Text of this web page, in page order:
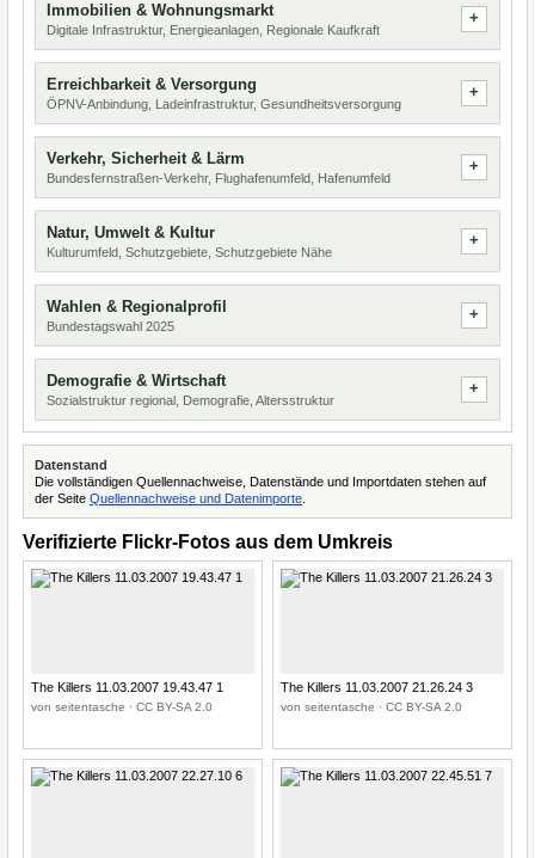
Immobilien & Wohnungsmarkt
Digitale Infrastruktur, Energieanlagen, Regionale Kaufkraft
Erreichbarkeit & Versorgung
ÖPNV-Anbindung, Ladeinfrastruktur, Gesundheitsversorgung
Verkehr, Sicherheit & Lärm
Bundesfernstraßen-Verkehr, Flughafenumfeld, Hafenumfeld
Natur, Umwelt & Kultur
Kulturumfeld, Schutzgebiete, Schutzgebiete Nähe
Wahlen & Regionalprofil
Bundestagswahl 2025
Demografie & Wirtschaft
Sozialstruktur regional, Demografie, Altersstruktur
Datenstand
Die vollständigen Quellennachweise, Datenstände und Importdaten stehen auf
der Seite Quellennachweise und Datenimporte
Verifizierte Flickr-Fotos aus dem Umkreis
The Killers 11.03.2007 19.43.47 1
von seitentasche · CC BY-SA 2.0
The Killers 11.03.2007 21.26.24 3
von seitentasche · CC BY-SA 2.0